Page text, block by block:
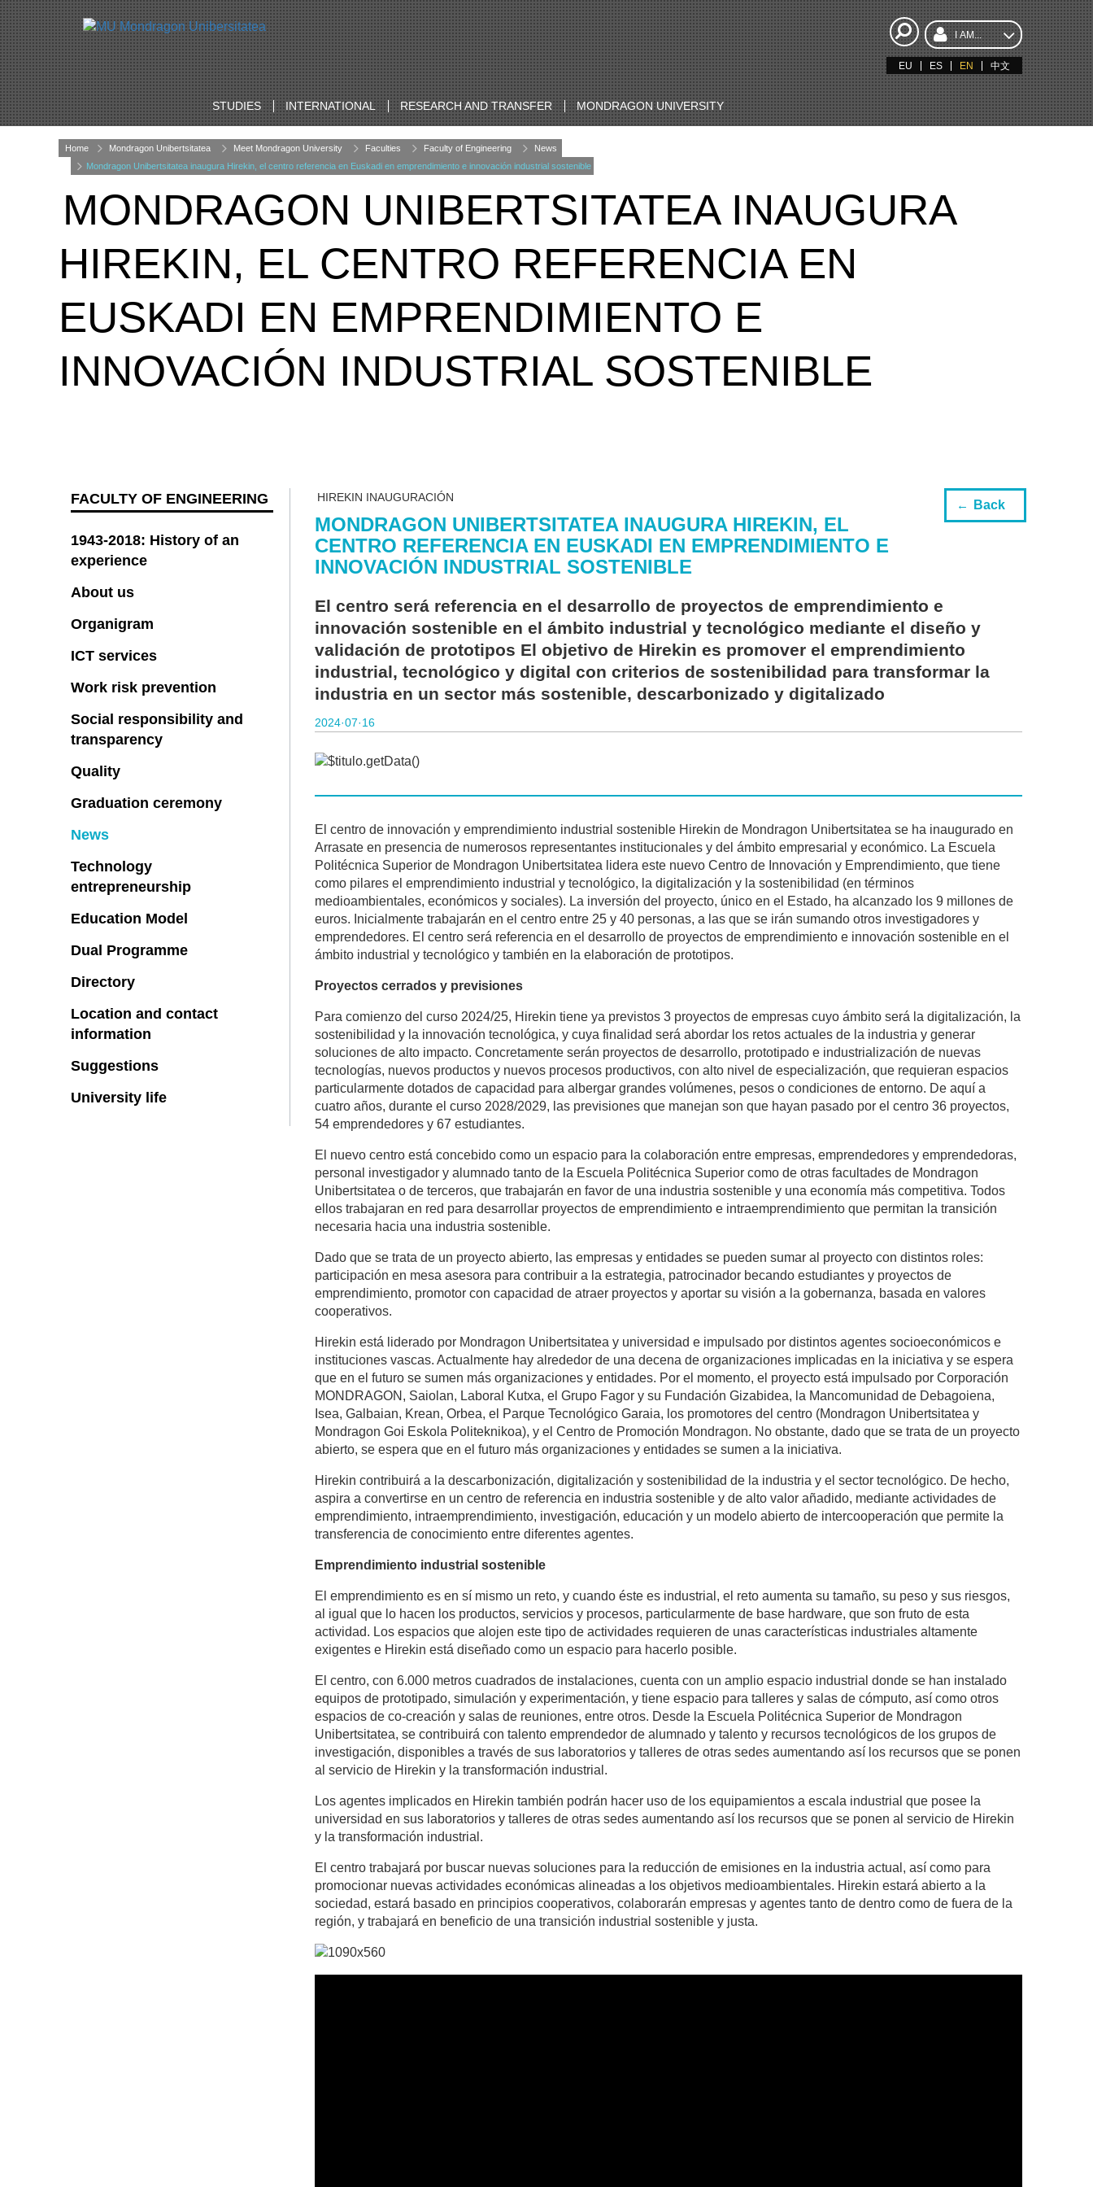
I AM...
EU ES EN 中文
STUDIES INTERNATIONAL RESEARCH AND TRANSFER MONDRAGON UNIVERSITY
Home Mondragon Unibertsitatea Meet Mondragon University Faculties Faculty of Engineering
News
Mondragon Unibertsitatea inaugura Hirekin, el centro referencia en Euskadi en emprendimiento e innovación industrial sostenible
MONDRAGON UNIBERTSITATEA INAUGURA
HIREKIN, EL CENTRO REFERENCIA EN
EUSKADI EN EMPRENDIMIENTO E
INNOVACIÓN INDUSTRIAL SOSTENIBLE
Back
HIREKIN INAUGURACIÓN
MONDRAGON UNIBERTSITATEA INAUGURA HIREKIN, EL
CENTRO REFERENCIA EN EUSKADI EN EMPRENDIMIENTO E
INNOVACIÓN INDUSTRIAL SOSTENIBLE
El centro será referencia en el desarrollo de proyectos de emprendimiento e
innovación sostenible en el ámbito industrial y tecnológico mediante el diseño y
validación de prototipos El objetivo de Hirekin es promover el emprendimiento
industrial, tecnológico y digital con criterios de sostenibilidad para transformar la
industria en un sector más sostenible, descarbonizado y digitalizado
2024·07·16
El centro de innovación y emprendimiento industrial sostenible Hirekin de Mondragon Unibertsitatea se ha inaugurado en
Arrasate en presencia de numerosos representantes institucionales y del ámbito empresarial y económico. La Escuela
Politécnica Superior de Mondragon Unibertsitatea lidera este nuevo Centro de Innovación y Emprendimiento, que tiene
como pilares el emprendimiento industrial y tecnológico, la digitalización y la sostenibilidad (en términos
medioambientales, económicos y sociales). La inversión del proyecto, único en el Estado, ha alcanzado los 9 millones de
euros. Inicialmente trabajarán en el centro entre 25 y 40 personas, a las que se irán sumando otros investigadores y
emprendedores. El centro será referencia en el desarrollo de proyectos de emprendimiento e innovación sostenible en el
ámbito industrial y tecnológico y también en la elaboración de prototipos.
Proyectos cerrados y previsiones
Para comienzo del curso 2024/25, Hirekin tiene ya previstos 3 proyectos de empresas cuyo ámbito será la digitalización, la
sostenibilidad y la innovación tecnológica, y cuya finalidad será abordar los retos actuales de la industria y generar
soluciones de alto impacto. Concretamente serán proyectos de desarrollo, prototipado e industrialización de nuevas
tecnologías, nuevos productos y nuevos procesos productivos, con alto nivel de especialización, que requieran espacios
particularmente dotados de capacidad para albergar grandes volúmenes, pesos o condiciones de entorno. De aquí a
cuatro años, durante el curso 2028/2029, las previsiones que manejan son que hayan pasado por el centro 36 proyectos,
54 emprendedores y 67 estudiantes.
El nuevo centro está concebido como un espacio para la colaboración entre empresas, emprendedores y emprendedoras,
personal investigador y alumnado tanto de la Escuela Politécnica Superior como de otras facultades de Mondragon
Unibertsitatea o de terceros, que trabajarán en favor de una industria sostenible y una economía más competitiva. Todos
ellos trabajaran en red para desarrollar proyectos de emprendimiento e intraemprendimiento que permitan la transición
necesaria hacia una industria sostenible.
Dado que se trata de un proyecto abierto, las empresas y entidades se pueden sumar al proyecto con distintos roles:
participación en mesa asesora para contribuir a la estrategia, patrocinador becando estudiantes y proyectos de
emprendimiento, promotor con capacidad de atraer proyectos y aportar su visión a la gobernanza, basada en valores
cooperativos.
Hirekin está liderado por Mondragon Unibertsitatea y universidad e impulsado por distintos agentes socioeconómicos e
instituciones vascas. Actualmente hay alrededor de una decena de organizaciones implicadas en la iniciativa y se espera
que en el futuro se sumen más organizaciones y entidades. Por el momento, el proyecto está impulsado por Corporación
MONDRAGON, Saiolan, Laboral Kutxa, el Grupo Fagor y su Fundación Gizabidea, la Mancomunidad de Debagoiena,
Isea, Galbaian, Krean, Orbea, el Parque Tecnológico Garaia, los promotores del centro (Mondragon Unibertsitatea y
Mondragon Goi Eskola Politeknikoa), y el Centro de Promoción Mondragon. No obstante, dado que se trata de un proyecto
abierto, se espera que en el futuro más organizaciones y entidades se sumen a la iniciativa.
Hirekin contribuirá a la descarbonización, digitalización y sostenibilidad de la industria y el sector tecnológico. De hecho,
aspira a convertirse en un centro de referencia en industria sostenible y de alto valor añadido, mediante actividades de
emprendimiento, intraemprendimiento, investigación, educación y un modelo abierto de intercooperación que permite la
transferencia de conocimiento entre diferentes agentes.
Emprendimiento industrial sostenible
El emprendimiento es en sí mismo un reto, y cuando éste es industrial, el reto aumenta su tamaño, su peso y sus riesgos,
al igual que lo hacen los productos, servicios y procesos, particularmente de base hardware, que son fruto de esta
actividad. Los espacios que alojen este tipo de actividades requieren de unas características industriales altamente
exigentes e Hirekin está diseñado como un espacio para hacerlo posible.
El centro, con 6.000 metros cuadrados de instalaciones, cuenta con un amplio espacio industrial donde se han instalado
equipos de prototipado, simulación y experimentación, y tiene espacio para talleres y salas de cómputo, así como otros
espacios de co-creación y salas de reuniones, entre otros. Desde la Escuela Politécnica Superior de Mondragon
Unibertsitatea, se contribuirá con talento emprendedor de alumnado y talento y recursos tecnológicos de los grupos de
investigación, disponibles a través de sus laboratorios y talleres de otras sedes aumentando así los recursos que se ponen
al servicio de Hirekin y la transformación industrial.
Los agentes implicados en Hirekin también podrán hacer uso de los equipamientos a escala industrial que posee la
universidad en sus laboratorios y talleres de otras sedes aumentando así los recursos que se ponen al servicio de Hirekin
y la transformación industrial.
El centro trabajará por buscar nuevas soluciones para la reducción de emisiones en la industria actual, así como para
promocionar nuevas actividades económicas alineadas a los objetivos medioambientales. Hirekin estará abierto a la
sociedad, estará basado en principios cooperativos, colaborarán empresas y agentes tanto de dentro como de fuera de la
región, y trabajará en beneficio de una transición industrial sostenible y justa.
FACULTY OF ENGINEERING
1943-2018: History of an
experience
About us
Organigram
ICT services
Work risk prevention
Social responsibility and
transparency
Quality
Graduation ceremony
News
Technology
entrepreneurship
Education Model
Dual Programme
Directory
Location and contact
information
Suggestions
University life